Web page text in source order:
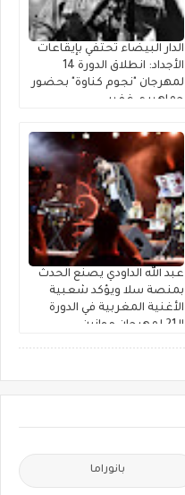
الدار البيضاء تحتفي بإيقاعات
الأجداد: انطلاق الدورة 14
لمهرجان "نجوم كناوة" بحضور
جماهيري غفير
عبد الله الداودي يصنع الحدث
بمنصة سلا ويؤكد شعبية
الأغنية المغربية في الدورة
الـ21 لمهرجان موازين
بانوراما